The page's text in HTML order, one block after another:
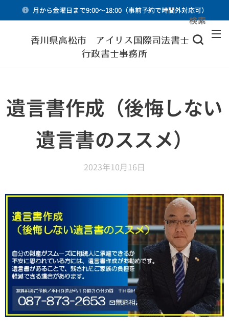
月から金曜日まで9:00～18:00（事前予約で時間外対応可）
香川県高松市 アイリス国際司法書士・
行政書士事務所
検索
遺言書作成（後悔しない
遺言書のススメ）
2023年10月16日